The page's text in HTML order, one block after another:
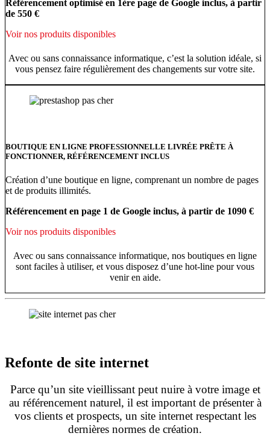
Référencement optimisé en 1ère page de Google inclus, à partir
de 550 €
Voir nos produits disponibles
Avec ou sans connaissance informatique, c’est la solution idéale, si
vous pensez faire régulièrement des changements sur votre site.
BOUTIQUE EN LIGNE PROFESSIONNELLE LIVRÉE PRÊTE À
FONCTIONNER, RÉFÉRENCEMENT INCLUS
Création d’une boutique en ligne, comprenant un nombre de pages
et de produits illimités.
Référencement en page 1 de Google inclus, à partir de 1090 €
Voir nos produits disponibles
Avec ou sans connaissance informatique, nos boutiques en ligne
sont faciles à utiliser, et vous disposez d’une hot-line pour vous
venir en aide.
Refonte de site internet
Parce qu’un site vieillissant peut nuire à votre image et
au référencement naturel, il est important de présenter à
vos clients et prospects, un site internet respectant les
dernières normes de création.